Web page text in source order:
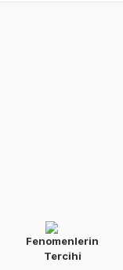
Fenomenlerin
Tercihi